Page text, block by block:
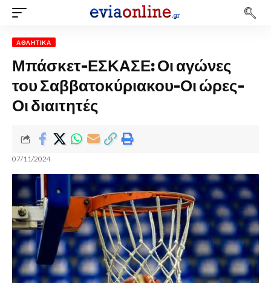
ΑΘΛΗΤΙΚΆ
Μπάσκετ-ΕΣΚΑΣΕ: Οι αγώνες
του Σαββατοκύριακου-Οι ώρες-
Οι διαιτητές
07/11/2024